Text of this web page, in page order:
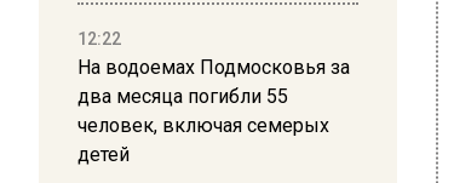
12:22
На водоемах Подмосковья за
два месяца погибли 55
человек, включая семерых
детей